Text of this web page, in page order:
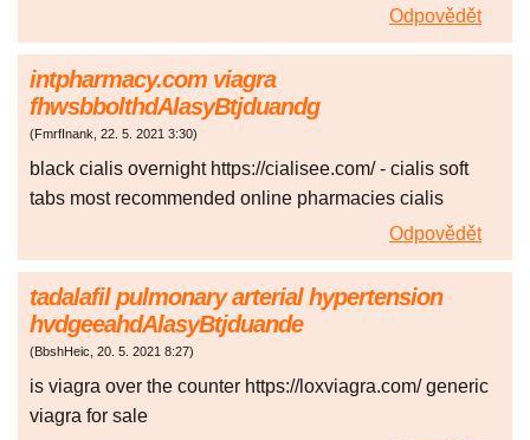
Odpovědět
intpharmacy.com viagra
fhwsbbolthdAlasyBtjduandg
(FmrfInank, 22. 5. 2021 3:30)
black cialis overnight https://cialisee.com/ - cialis soft
tabs most recommended online pharmacies cialis
Odpovědět
tadalafil pulmonary arterial hypertension
hvdgeeahdAlasyBtjduande
(BbshHeic, 20. 5. 2021 8:27)
is viagra over the counter https://loxviagra.com/ generic
viagra for sale